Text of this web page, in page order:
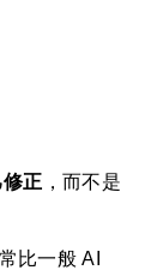
正 ，而不是
比一般 AI